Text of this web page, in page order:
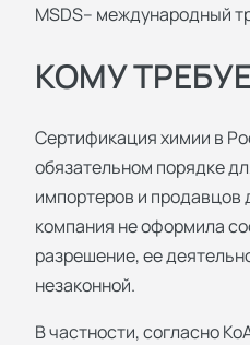
MSDS– международный
КОМУ
Сертификация химии в
обязательном порядке
импортеров и продавцов
компания не оформила
разрешение, ее
незаконной.
В частности, согласно